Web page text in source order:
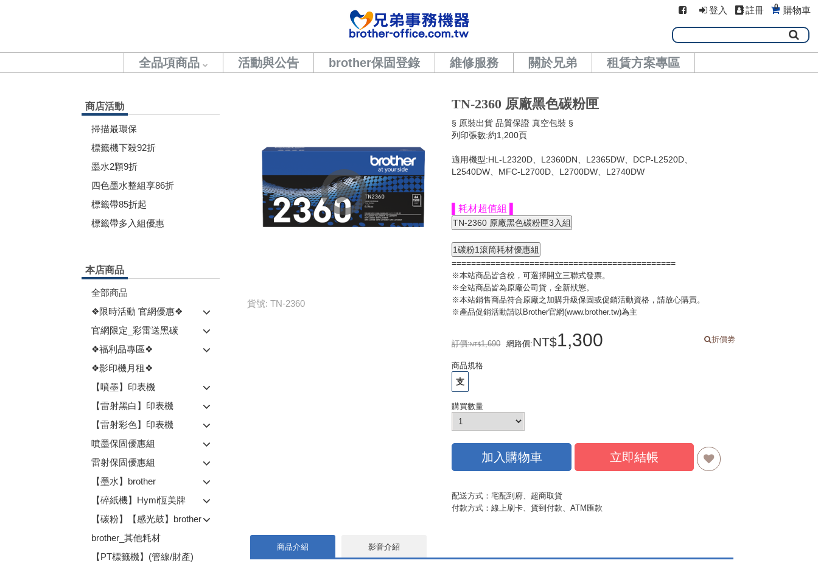
登入 註冊 0 購物車
全品項商品 活動與公告 brother保固登錄 維修服務 關於兄弟 租賃方案專區
商店活動
掃描最環保
標籤機下殺92折
墨水2顆9折
四色墨水整組享86折
標籤帶85折起
標籤帶多入組優惠
本店商品
全部商品
❖限時活動 官網優惠❖
官網限定_彩雷送黑碳
❖福利品專區❖
❖影印機月租❖
【噴墨】印表機
【雷射黑白】印表機
【雷射彩色】印表機
噴墨保固優惠組
雷射保固優惠組
【墨水】brother
【碎紙機】Hymi恆美牌
【碳粉】【感光鼓】brother
brother_其他耗材
【PT標籤機】(管線/財產)
貨號: TN-2360
TN-2360 原廠黑色碳粉匣
§ 原裝出貨 品質保證 真空包裝 §
列印張數:約1,200頁
適用機型:HL-L2320D、L2360DN、L2365DW、DCP-L2520D、
L2540DW、MFC-L2700D、L2700DW、L2740DW
▌耗材超值組 ▌
==============================================
※本站商品皆含稅，可選擇開立三聯式發票。
※全站商品皆為原廠公司貨，全新狀態。
※本站銷售商品符合原廠之加購升級保固或促銷活動資格，請放心購買。
※產品促銷活動請以Brother官網(www.brother.tw)為主
訂價: 1,690 網路價: 1,300 折價劵
商品規格
支
購買數量
加入購物車 立即結帳
配送方式：宅配到府、超商取貨
付款方式：線上刷卡、貨到付款、ATM匯款
商品介紹 影音介紹